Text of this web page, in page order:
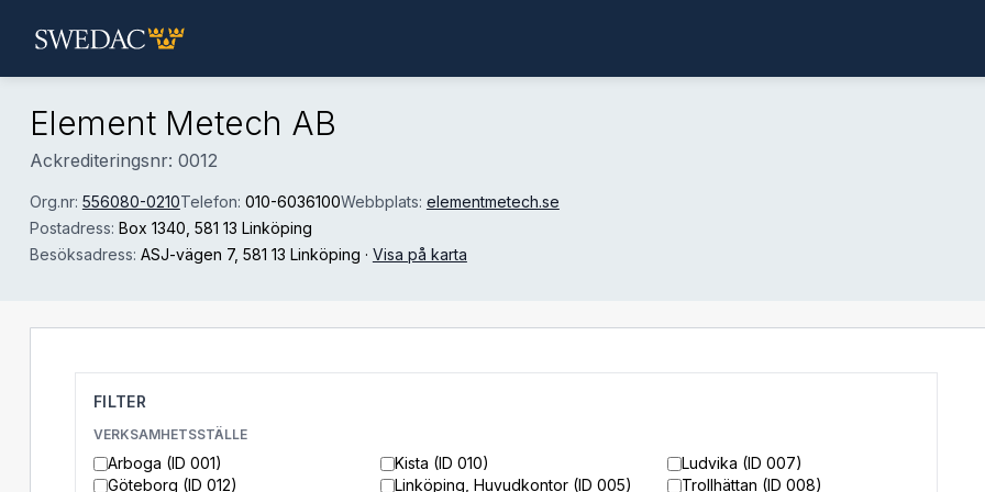
Element Metech AB
Ackrediteringsnr: 0012
Org.nr: 556080-0210Telefon: 010-6036100Webbplats: elementmetech.se
Postadress: Box 1340 , 581 13 Linköping
Besöksadress: ASJ-vägen 7, 581 13 Linköping · Visa på karta
FILTER
VERKSAMHETSSTÄLLE
Arboga (ID 001)
Göteborg (ID 012)
Kista (ID 010)
Linköping, Huvudkontor (ID 005)
Ludvika (ID 007)
Trollhättan (ID 008)